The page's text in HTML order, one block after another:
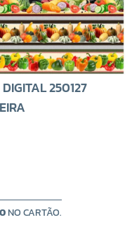
250127
NO CARTÃO.